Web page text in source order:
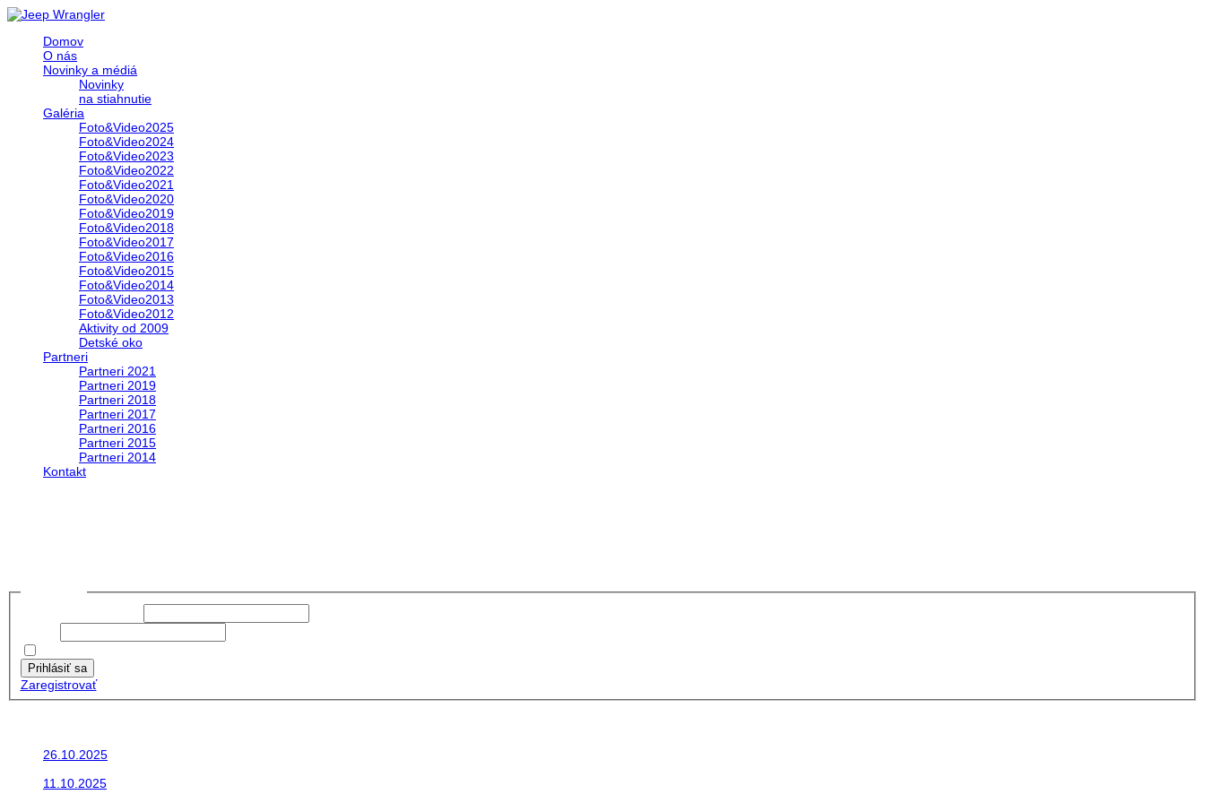
Domov
O nás
Novinky a médiá
Novinky
na stiahnutie
Galéria
Foto&Video2025
Foto&Video2024
Foto&Video2023
Foto&Video2022
Foto&Video2021
Foto&Video2020
Foto&Video2019
Foto&Video2018
Foto&Video2017
Foto&Video2016
Foto&Video2015
Foto&Video2014
Foto&Video2013
Foto&Video2012
Aktivity od 2009
Detské oko
Partneri
Partneri 2021
Partneri 2019
Partneri 2018
Partneri 2017
Partneri 2016
Partneri 2015
Partneri 2014
Kontakt
Prihlásiť sa
Zaregistrovať
26.10.2025
11.10.2025